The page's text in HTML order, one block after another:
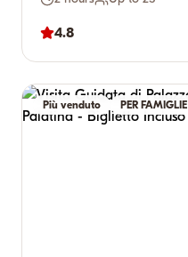
4.8
Più venduto PER FAMIGLIE